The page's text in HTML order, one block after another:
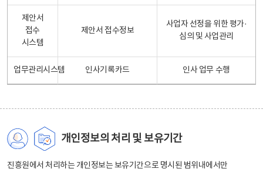
제안서
접수
시스템
제안서 접수정보
사업자 선정을 위한 평가·
심의 및 사업관리
업무관리시스템 인사기록카드 인사 업무 수행
개인정보의 처리 및 보유기간
진흥원에서 처리하는 개인정보는 보유기간으로 명시된 범위내에서만